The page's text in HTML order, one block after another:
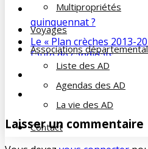
Multipropriétés
Voyages
Associations
Liste des AD
Agendas des AD
La vie des AD
Contact
Le Handicap, sujet
quinquennat ?
Le « Plan crèches 2013-
faute de candidats
AIDE AUX AIDANTS
AIDE AUX AIDANTS
Laisser un commentaire